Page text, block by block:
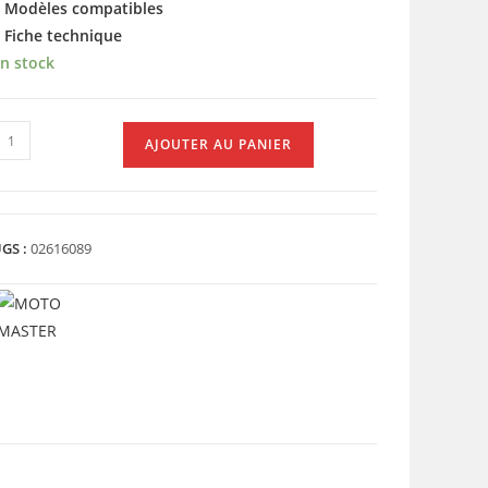
Modèles compatibles
Fiche technique
stock
quantité
AR
AJOUTER AU PANIER
:02616089